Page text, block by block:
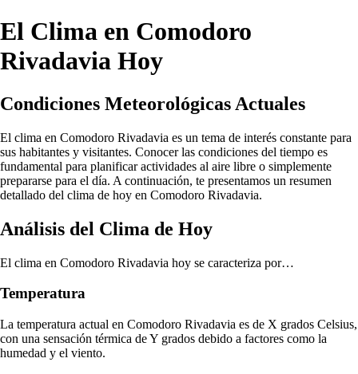
El Clima en Comodoro
Rivadavia Hoy
Condiciones Meteorológicas Actuales
El clima en Comodoro Rivadavia es un tema de interés constante para
sus habitantes y visitantes. Conocer las condiciones del tiempo es
fundamental para planificar actividades al aire libre o simplemente
prepararse para el día. A continuación, te presentamos un resumen
detallado del clima de hoy en Comodoro Rivadavia.
Análisis del Clima de Hoy
El clima en Comodoro Rivadavia hoy se caracteriza por…
Temperatura
La temperatura actual en Comodoro Rivadavia es de X grados Celsius,
con una sensación térmica de Y grados debido a factores como la
humedad y el viento.